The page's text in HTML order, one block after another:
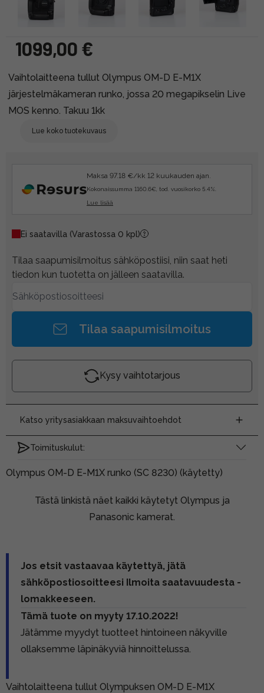
1099,00 €
Vaihtolaitteena tullut Olympus OM-D E-M1X
järjestelmäkameran runko, jossa 20 megapikselin Live
MOS kenno. Takuu 1kk
Lue koko tuotekuvaus
Maksa 97.18 €/kk 12 kuukauden ajan.
Kokonaissumma 1160.6€, tod. vuosikorko 5.4%.
Lue lisää
Ei saatavilla (Varastossa 0 kpl)
Tilaa saapumisilmoitus sähköpostiisi, niin saat heti
tiedon kun tuotetta on jälleen saatavilla.
Tilaa saapumisilmoitus
Kysy vaihtotarjous
Katso yritysasiakkaan maksuvaihtoehdot
Toimituskulut:
Olympus OM-D E-M1X runko (SC 8230) (käytetty)
Tästä linkistä näet kaikki käytetyt Olympus ja
Panasonic kamerat.
Jos etsit vastaavaa käytettyä, jätä
sähköpostiosoitteesi Ilmoita saatavuudesta -
lomakkeeseen.
Tämä tuote on myyty 17.10.2022!
Jätämme myydyt tuotteet hintoineen näkyville
ollaksemme läpinäkyviä hinnoittelussa.
Vaihtolaitteena tullut Olympuksen OM-D E-M1X